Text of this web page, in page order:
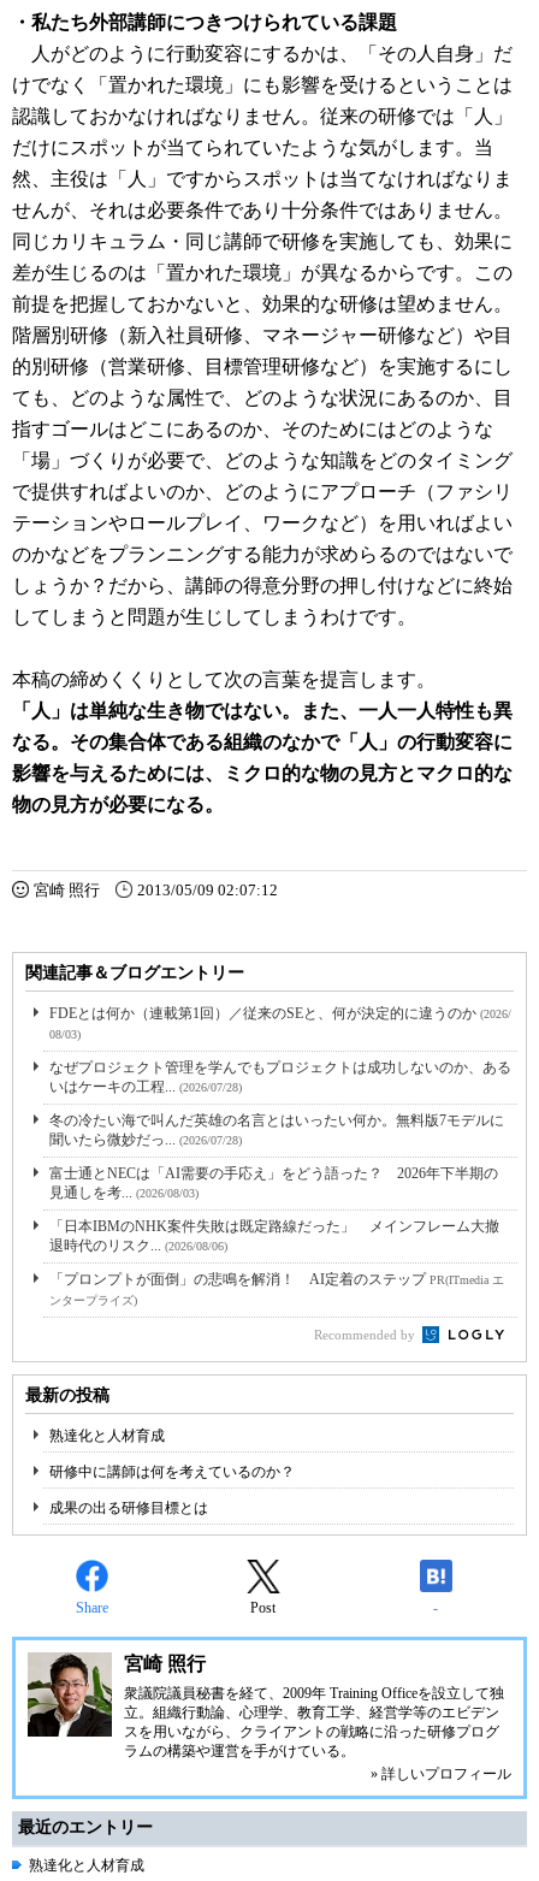
・私たち外部講師につきつけられている課題
人がどのように行動変容にするかは、「その人自身」だ
けでなく「置かれた環境」にも影響を受けるということは
認識しておかなければなりません。従来の研修では「人」
だけにスポットが当てられていたような気がします。当
然、主役は「人」ですからスポットは当てなければなりま
せんが、それは必要条件であり十分条件ではありません。
同じカリキュラム・同じ講師で研修を実施しても、効果に
差が生じるのは「置かれた環境」が異なるからです。この
前提を把握しておかないと、効果的な研修は望めません。
階層別研修（新入社員研修、マネージャー研修など）や目
的別研修（営業研修、目標管理研修など）を実施するにし
ても、どのような属性で、どのような状況にあるのか、目
指すゴールはどこにあるのか、そのためにはどのような
「場」づくりが必要で、どのような知識をどのタイミング
で提供すればよいのか、どのようにアプローチ（ファシリ
テーションやロールプレイ、ワークなど）を用いればよい
のかなどをプランニングする能力が求めらるのではないで
しょうか？だから、講師の得意分野の押し付けなどに終始
してしまうと問題が生じしてしまうわけです。
本稿の締めくくりとして次の言葉を提言します。
「人」は単純な生き物ではない。また、一人一人特性も異
なる。その集合体である組織のなかで「人」の行動変容に
影響を与えるためには、ミクロ的な物の見方とマクロ的な
物の見方が必要になる。
宮崎 照行 2013/05/09 02:07:12
関連記事＆ブログエントリー
FDEとは何か（連載第1回）／従来のSEと、何が決定的に違うのか (2026/
08/03)
なぜプロジェクト管理を学んでもプロジェクトは成功しないのか、ある
いはケーキの工程... (2026/07/28)
冬の冷たい海で叫んだ英雄の名言とはいったい何か。無料版7モデルに
聞いたら微妙だっ... (2026/07/28)
富士通とNECは「AI需要の手応え」をどう語った？ 2026年下半期の
見通しを考... (2026/08/03)
「日本IBMのNHK案件失敗は既定路線だった」 メインフレーム大撤
退時代のリスク... (2026/08/06)
「プロンプトが面倒」の悲鳴を解消！ AI定着のステップPR(ITmedia エ
ンタープライズ)
Recommended by
最新の投稿
熟達化と人材育成
研修中に講師は何を考えているのか？
成果の出る研修目標とは
Share Post -
宮崎 照行
衆議院議員秘書を経て、2009年 Training Officeを設立して独
立。組織行動論、心理学、教育工学、経営学等のエビデン
スを用いながら、クライアントの戦略に沿った研修プログ
ラムの構築や運営を手がけている。
» 詳しいプロフィール
最近のエントリー
熟達化と人材育成